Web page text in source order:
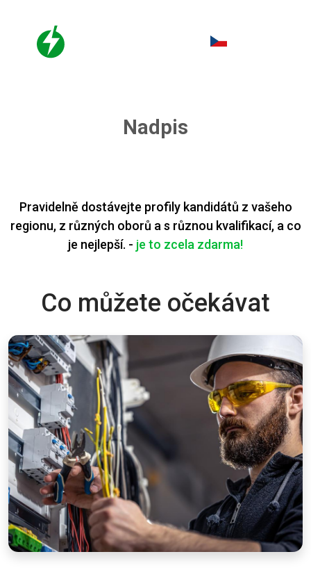
Nadpis
Pravidelně dostávejte profily kandidátů z vašeho
regionu, z různých oborů a s různou kvalifikací, a co
je nejlepší. - je to zcela zdarma!
Co můžete očekávat